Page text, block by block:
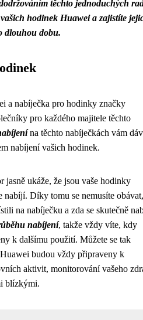
těchto jednoduchých
hodinek Huawei a zajistíte
dlouhou dobu.
a nabíječka pro hodinky značky
pro každého majitele těchto
na těchto nabíječkách vám
nabíjení vašich hodinek.
jasně ukáže, že jsou vaše hodinky
nabíjí. Díky tomu se nemusíte obávat,
na nabíječku a zda se skutečně
nabíjení, takže vždy víte, kdy
k dalšímu použití. Můžete se tak
budou vždy připraveny k
aktivit, monitorování vašeho
blízkými.